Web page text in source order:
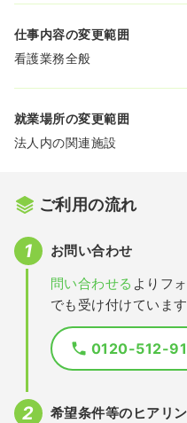
仕事内容の変更範囲
看護業務全般
就業場所の変更範囲
法人内の関連施設
ご利用の流れ
お問い合わせ
問い合わせる よりフ
でも受け付けています
0120-512-
希望条件等のヒアリ